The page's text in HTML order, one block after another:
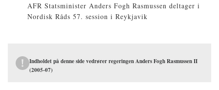
AFR Statsminister Anders Fogh Rasmussen deltager i
Nordisk Råds 57. session i Reykjavik
Indholdet på denne side vedrører regeringen Anders Fogh Rasmussen II
(2005-07)